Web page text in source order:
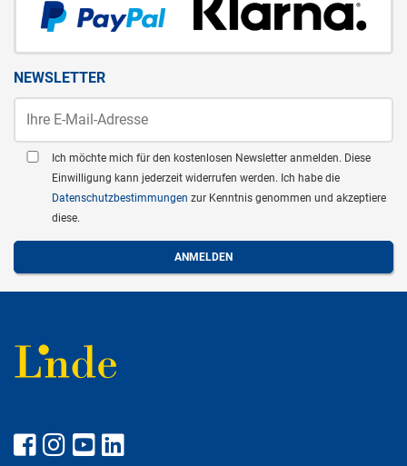
NEWSLETTER
Ich möchte mich für den kostenlosen Newsletter anmelden. Diese
Einwilligung kann jederzeit widerrufen werden. Ich habe die
Datenschutzbestimmungen zur Kenntnis genommen und akzeptiere
diese.